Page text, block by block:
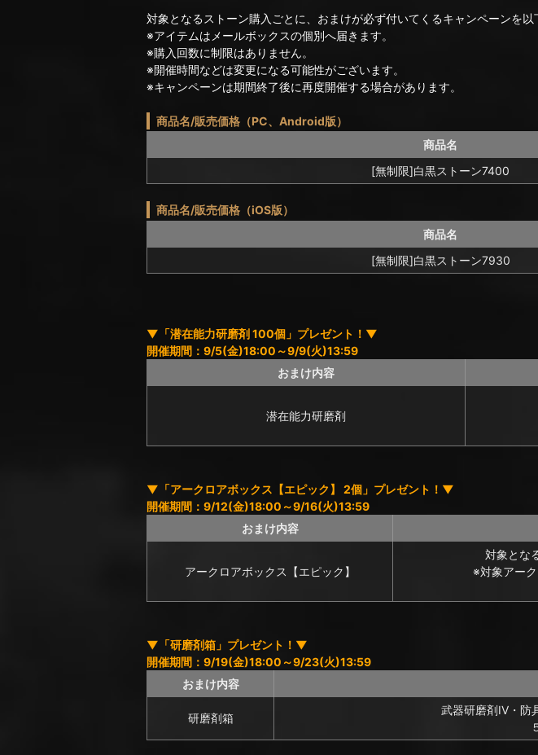
対象となるストーン購入ごとに、おまけが必ず付いてくるキャンペーンを以
※アイテムはメールボックスの個別へ届きます。
※購入回数に制限はありません。
※開催時間などは変更になる可能性がございます。
※キャンペーンは期間終了後に再度開催する場合があります。
商品名/販売価格（PC、Android版）
商品名
[無制限]白黒ストーン7400
商品名/販売価格（iOS版）
商品名
[無制限]白黒ストーン7930
▼「潜在能力研磨剤 100個」プレゼント！▼
開催期間：9/5(金)18:00～9/9(火)13:59
おまけ内容
潜在能力研磨剤
▼「アークロアボックス【エピック】 2個」プレゼント！▼
開催期間：9/12(金)18:00～9/16(火)13:59
おまけ内容
アークロアボックス【エピック】
対象とな
※対象アー
▼「研磨剤箱」プレゼント！▼
開催期間：9/19(金)18:00～9/23(火)13:59
おまけ内容
研磨剤箱
武器研磨剤IV・防